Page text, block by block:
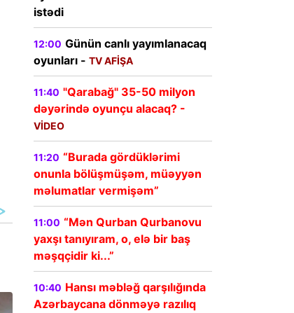
istədi
12:00 Günün canlı yayımlanacaq
oyunları - TV AFİŞA
11:40 "Qarabağ" 35-50 milyon
dəyərində oyunçu alacaq? -
VİDEO
11:20 “Burada gördüklərimi
onunla bölüşmüşəm, müəyyən
məlumatlar vermişəm”
11:00 “Mən Qurban Qurbanovu
yaxşı tanıyıram, o, elə bir baş
məşqçidir ki...”
10:40 Hansı məbləğ qarşılığında
Azərbaycana dönməyə razılıq